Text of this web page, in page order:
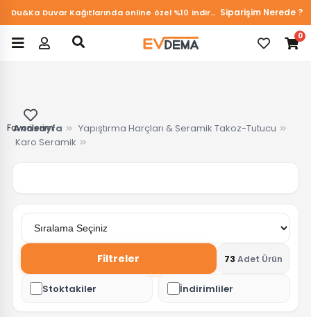
Du&Ka Duvar Kağıtlarında online özel %10 indirim! Siparişim Nerede ?
Favorilerim
0
Anasayfa
Yapıştırma Harçları & Seramik Takoz-Tutucu
Karo Seramik
Filtreler 73 Adet Ürün
Stoktakiler İndirimliler